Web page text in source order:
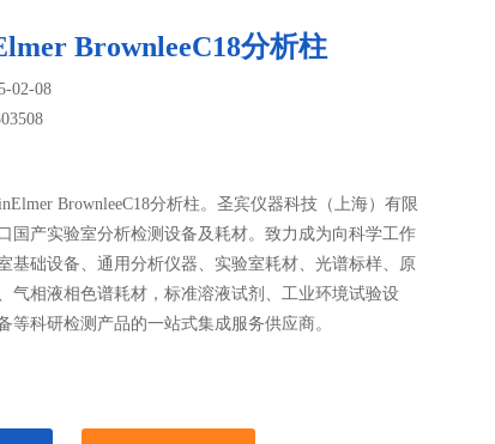
BrownleeC18分析柱
02-08
BrownleeC18分析柱。圣宾仪器科技（上海）有限
国产实验室分析检测设备及耗材。致力成为向科学工作
基础设备、通用分析仪器、实验室耗材、光谱标样、原
气相液相色谱耗材，标准溶液试剂、工业环境试验设
等科研检测产品的一站式集成服务供应商。